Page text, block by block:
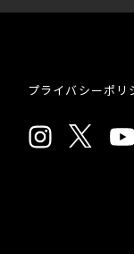
プライバシーポリ